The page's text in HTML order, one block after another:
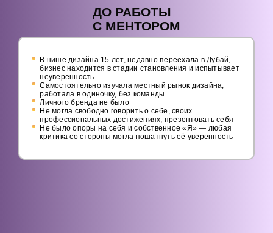
ДО РАБОТЫ
С МЕНТОРОМ
В нише дизайна 15 лет, недавно переехала в Дубай,
бизнес находится в стадии становления и испытывает
неуверенность
Самостоятельно изучала местный рынок дизайна,
работала в одиночку, без команды
Личного бренда не было
Не могла свободно говорить о себе, своих
профессиональных достижениях, презентовать себя
Не было опоры на себя и собственное «Я» — любая
критика со стороны могла пошатнуть её уверенность